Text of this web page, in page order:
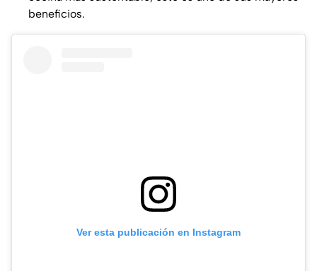
beneficios.
Ver esta publicación en Instagram